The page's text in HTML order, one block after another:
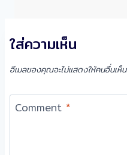
ใส่ความเห็น
อีเมลของคุณจะไม่แสดงให้คนอื่นเห็น
Comment *